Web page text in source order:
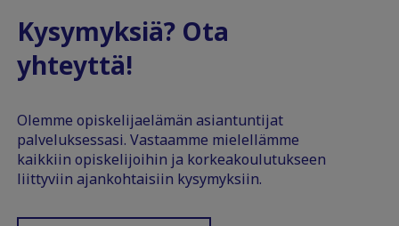
Kysymyksiä? Ota
yhteyttä!
Olemme opiskelijaelämän asiantuntijat
palveluksessasi. Vastaamme mielellämme
kaikkiin opiskelijoihin ja korkeakoulutukseen
liittyviin ajankohtaisiin kysymyksiin.